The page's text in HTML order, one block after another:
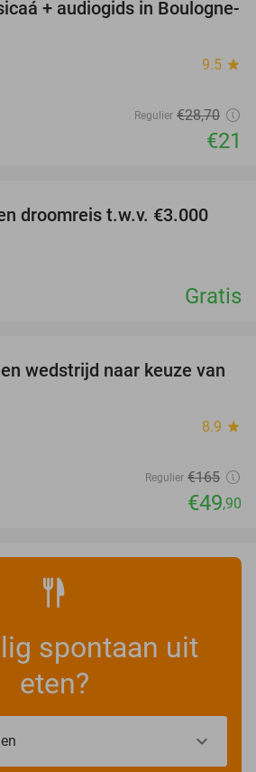
27%
+ audiogids in Boulogne-
9.5 star
Regulier €28,70
€21
droomreis t.w.v. €3.000
Gratis
70%
wedstrijd naar keuze van
8.9 star
Regulier €165
€49,90
spontaan uit
eten?